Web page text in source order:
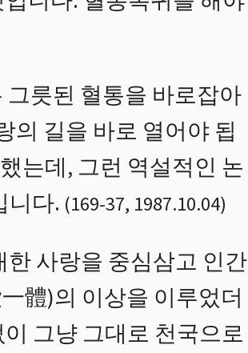
릇된 혈통을 바로잡아
의 길을 바로 열어야 됩
는데, 그런 역설적인 논
니다. (169-37, 1987.10.04)
사랑을 중심삼고 인간
體)의 이상을 이루었더
그냥 그대로 천국으로